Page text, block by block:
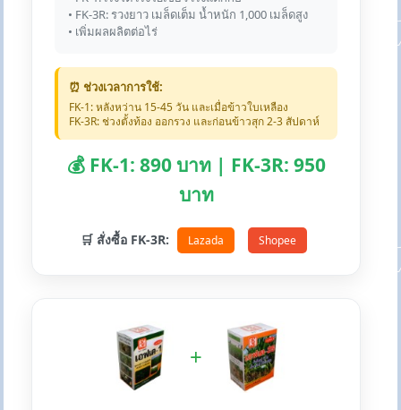
• FK-3R: รวงยาว เมล็ดเต็ม น้ำหนัก 1,000 เมล็ดสูง
• เพิ่มผลผลิตต่อไร่
⏰ ช่วงเวลาการใช้:
FK-1: หลังหว่าน 15-45 วัน และเมื่อข้าวใบเหลือง
FK-3R: ช่วงตั้งท้อง ออกรวง และก่อนข้าวสุก 2-3 สัปดาห์
💰 FK-1: 890 บาท | FK-3R: 950
บาท
🛒 สั่งซื้อ FK-3R: Lazada Shopee
+